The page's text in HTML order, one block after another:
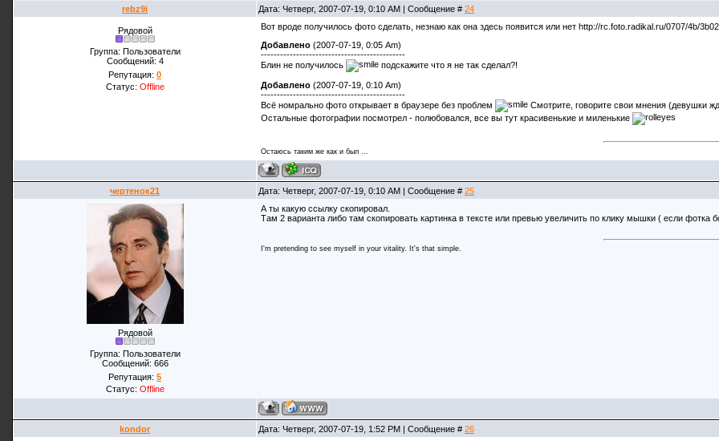
rebz9i Дата: Четверг, 2007-07-19, 0:10 AM | Сообщение # 24
Рядовой
Группа: Пользователи
Сообщений: 4
Репутация: 0
Статус: Offline
Вот вроде получилось фото сделать, незнаю как она здесь появится или нет http://rc.foto.radikal.ru/0707/4b/
Добавлено (2007-07-19, 0:05 Am)
---------------------------------------------
Блин не получилось
подскажите что я не так сделал?!
Добавлено (2007-07-19, 0:10 Am)
---------------------------------------------
Всё номрально фото открывает в браузере без проблем
Смотрите, говорите свои мнения (девушки
Остальные фотографии посмотрел - полюбовался, все вы тут красивенькие и миленькие
Остаюсь таким же как и был ...
чертенок21 Дата: Четверг, 2007-07-19, 0:10 AM | Сообщение # 25
Рядовой
Группа: Пользователи
Сообщений: 666
Репутация: 5
Статус: Offline
А ты какую ссылку скопировал.
Там 2 варианта либо там скопировать картинка в тексте или превью увеличить по клику мышки ( если фотка
I'm pretending to see myself in your vitality. It's that simple.
kondor Дата: Четверг, 2007-07-19, 1:52 PM | Сообщение # 26